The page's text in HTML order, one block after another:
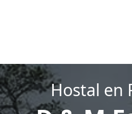
Hostal en